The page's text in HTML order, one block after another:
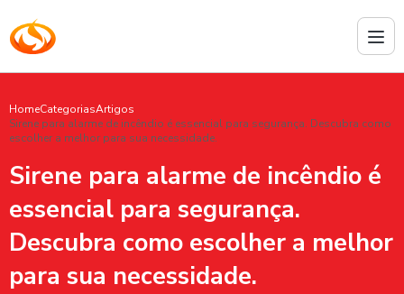
HomeCategoriasArtigos
Sirene para alarme de incêndio é essencial para segurança. Descubra como
escolher a melhor para sua necessidade.
Sirene para alarme de incêndio é
essencial para segurança.
Descubra como escolher a melhor
para sua necessidade.